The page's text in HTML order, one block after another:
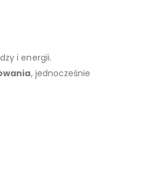
i energii.
, jednocześnie